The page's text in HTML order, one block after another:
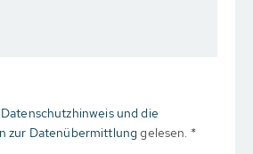
Datenschutzhinweis und die
zur Datenübermittlunggelesen. *